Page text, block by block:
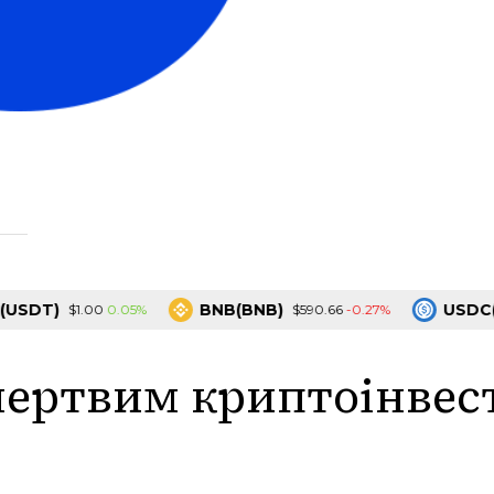
$1.00 0.05% BNB(BNB) $590.66 -0.27% USDC(USDC)